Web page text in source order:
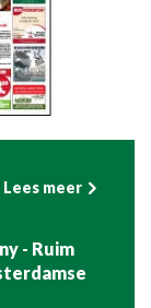
Lees meer
- Ruim